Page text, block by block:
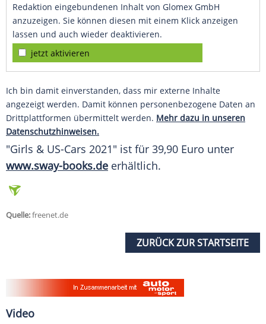
Redaktion eingebundenen Inhalt von Glomex GmbH
anzuzeigen. Sie können diesen mit einem Klick anzeigen
lassen und auch wieder deaktivieren.
jetzt aktivieren
Ich bin damit einverstanden, dass mir externe Inhalte
angezeigt werden. Damit können personenbezogene Daten an
Drittplattformen übermittelt werden. Mehr dazu in unseren
Datenschutzhinweisen.
"Girls & US-Cars 2021" ist für 39,90 Euro unter
www.sway-books.de erhältlich.
Quelle:freenet.de
ZURÜCK ZUR STARTSEITE
Video